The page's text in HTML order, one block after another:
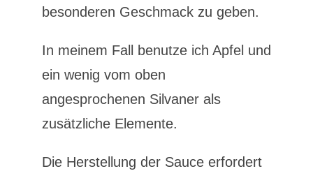
besonderen Geschmack zu geben.
In meinem Fall benutze ich Apfel und
ein wenig vom oben
angesprochenen Silvaner als
zusätzliche Elemente.
Die Herstellung der Sauce erfordert